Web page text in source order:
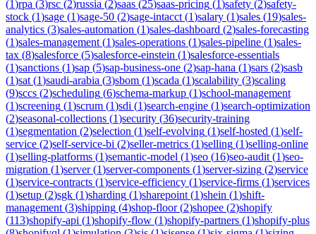
(1)rpa (3)rsc (2)russia (2)saas (25)saas-pricing (1)safety (2)safety-
stock (1)sage (1)sage-50 (2)sage-intacct (1)salary (1)sales (19)sales-
analytics (3)sales-automation (1)sales-dashboard (2)sales-forecasting
(1)sales-management (1)sales-operations (1)sales-pipeline (1)sales-
tax (8)salesforce (5)salesforce-einstein (1)salesforce-essentials
(1)sanctions (1)sap (5)sap-business-one (2)sap-hana (1)sars (2)sasb
(1)sat (1)saudi-arabia (3)sbom (1)scada (1)scalability (3)scaling
(9)sccs (2)scheduling (6)schema-markup (1)school-management
(1)screening (1)scrum (1)sdi (1)search-engine (1)search-optimization
(2)seasonal-collections (1)security (36)security-training
(1)segmentation (2)selection (1)self-evolving (1)self-hosted (1)self-
service (2)self-service-bi (2)seller-metrics (1)selling (1)selling-online
(1)selling-platforms (1)semantic-model (1)seo (16)seo-audit (1)seo-
migration (1)server(1)server-components (1)server-sizing (2)service
(1)service-contracts (1)service-efficiency (1)service-firms (1)services
(1)setup (2)sgk (1)sharding (1)sharepoint (1)shein (1)shift-
management (3)shipping (4)shop-floor(2)shopee (2)shopify
(113)shopify-api (1)shopify-flow (1)shopify-partners (1)shopify-plus